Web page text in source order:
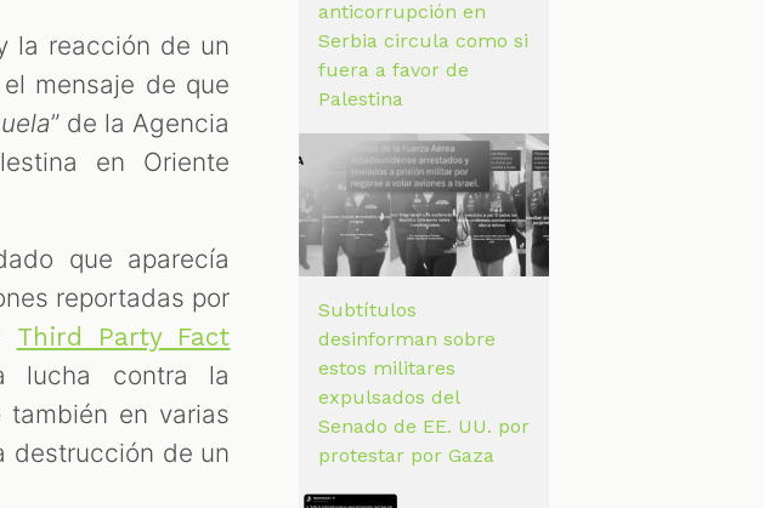
la reacción de un
mensaje de que
” de la Agencia
en Oriente
que aparecía
reportadas por
Third Party Fact
lucha contra la
también en varias
destrucción de un
anticorrupción en
Serbia circula como si
fuera a favor de
Palestina
Subtítulos
desinforman sobre
estos militares
expulsados del
Senado de EE. UU. por
protestar por Gaza